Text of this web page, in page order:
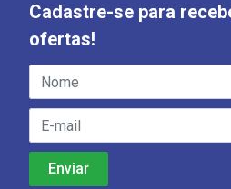
Cadastre-se para
ofertas!